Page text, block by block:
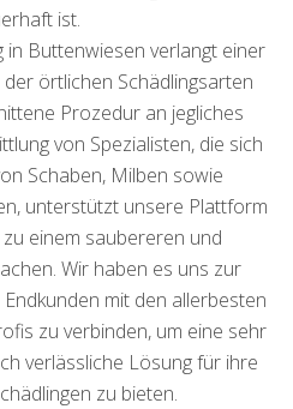
ist.
Buttenwiesen verlangt einer
örtlichen Schädlingsarten
Prozedur an jegliches
von Spezialisten, die sich
Schaben, Milben sowie
unterstützt unsere Plattform
einem saubereren und
Wir haben es uns zur
mit den allerbesten
zu verbinden, um eine sehr
verlässliche Lösung für ihre
zu bieten.